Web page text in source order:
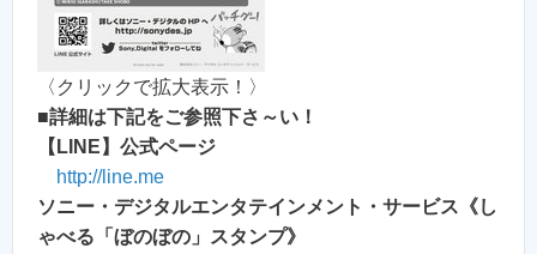
〈クリックで拡大表示！〉
■詳細は下記をご参照下さ～い！
【LINE】公式ページ
http://line.me
ソニー・デジタルエンタテインメント・サービス《し
ゃべる「ぼのぼの」スタンプ》